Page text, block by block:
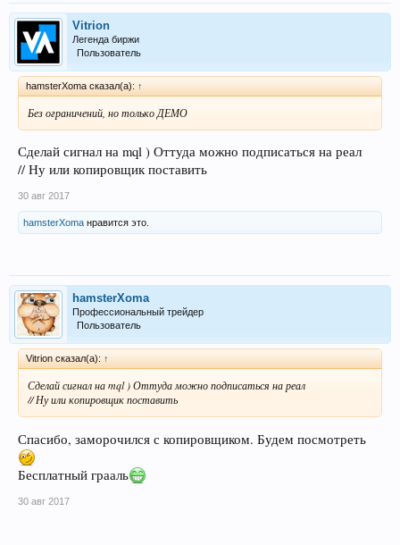
Vitrion
Легенда биржи
Пользователь
hamsterXoma сказал(а): ↑
Без ограничений, но только ДЕМО
Сделай сигнал на mql ) Оттуда можно подписаться на реал
// Ну или копировщик поставить
30 авг 2017
hamsterXoma нравится это.
hamsterXoma
Профессиональный трейдер
Пользователь
Vitrion сказал(а): ↑
Сделай сигнал на mql ) Оттуда можно подписаться на реал
// Ну или копировщик поставить
Спасибо, заморочился с копировщиком. Будем посмотреть
Бесплатный грааль
30 авг 2017